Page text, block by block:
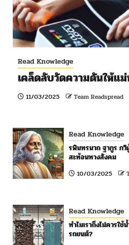
Read Knowledge
เคล็ดลับวัดความดันให้แ
11/03/2025 Team Readspread
Read Knowledge
รพินทรนาถ ฐากูร ก
สะท้อนทางสังคม
10/03/2025
Read Knowledge
ทำไมเราถึงไม่ควรใ
รถยนต์?